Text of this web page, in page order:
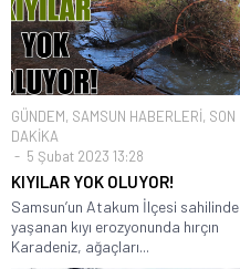
GÜNDEM, SAMSUN HABERLERİ, SON
DAKİKA
5 Şubat 2023 13:28
KIYILAR YOK OLUYOR!
Samsun’un Atakum İlçesi sahilinde
yaşanan kıyı erozyonunda hırçın
Karadeniz, ağaçları...